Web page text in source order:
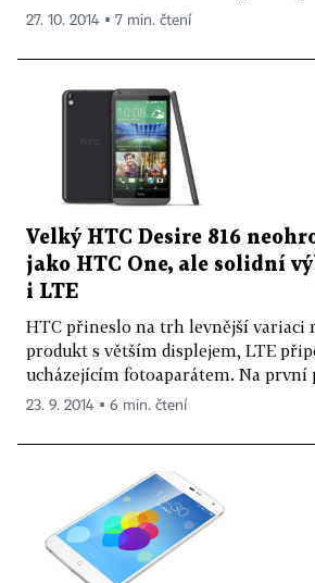
27. 10. 2014 ▪ 7 min. čtení
Velký HTC Desire 816
jako HTC One, ale solidní
i LTE
HTC přineslo na trh levnější variaci
produkt s větším displejem, LTE
ucházejícím fotoaparátem. Na první
23. 9. 2014 ▪ 6 min. čtení